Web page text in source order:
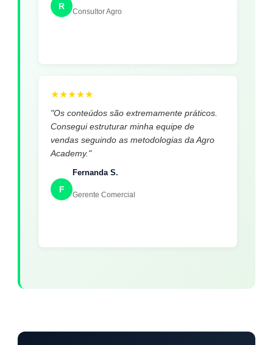
R
Consultor Agro
★★★★★
"Os conteúdos são extremamente práticos.
Consegui estruturar minha equipe de
vendas seguindo as metodologias da Agro
Academy."
F
Fernanda S.
Gerente Comercial